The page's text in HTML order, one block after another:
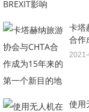
卡塔
合作
新目
使用